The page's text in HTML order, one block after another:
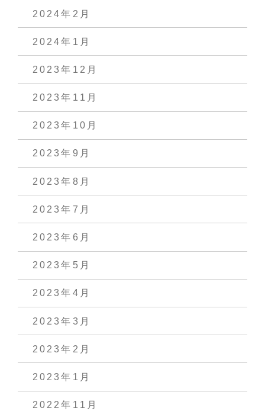
2024年2月
2024年1月
2023年12月
2023年11月
2023年10月
2023年9月
2023年8月
2023年7月
2023年6月
2023年5月
2023年4月
2023年3月
2023年2月
2023年1月
2022年11月